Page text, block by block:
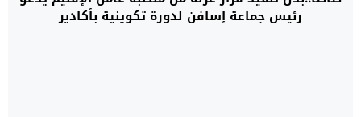
رئيس جماعة إسافن لدورة تكوينية بأكادير